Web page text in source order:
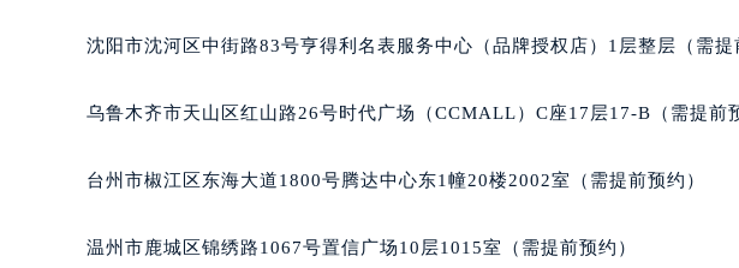
辽宁省丹东市振兴区七经街宝玑售后服务中心（需提前预约
辽宁省阜新市海州区解放大街宝玑售后服务中心（需提前预
辽宁省锦州市古塔区中央大街宝玑售后服务中心（需提前预约
辽宁省盘锦市兴隆台区石油大街宝玑售后服务中心（需提前预
沈阳市沈河区中街路83号亨得利名表服务中心（品牌授权店）1层整层（需提
乌鲁木齐市天山区红山路26号时代广场（CCMALL）C座17层17-B（需提前
台州市椒江区东海大道1800号腾达中心东1幢20楼2002室（需提前预约）
温州市鹿城区锦绣路1067号置信广场10层1015室（需提前预约）